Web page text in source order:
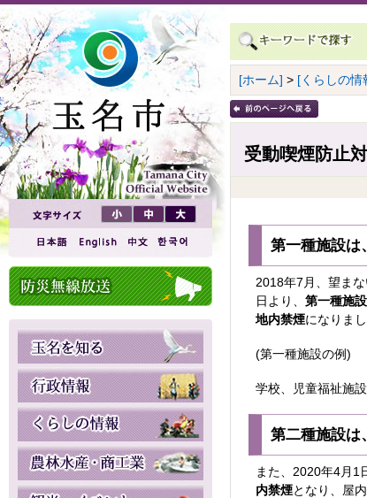
[ホーム] > [くらしの情
受動喫煙防止
第一種施設は
2018年7月、望ま
日より、 第一種施設
地内禁煙になりまし
(第一種施設の例)
学校、児童福祉施
第二種施設は
また、2020年4月1
内禁煙となり、屋